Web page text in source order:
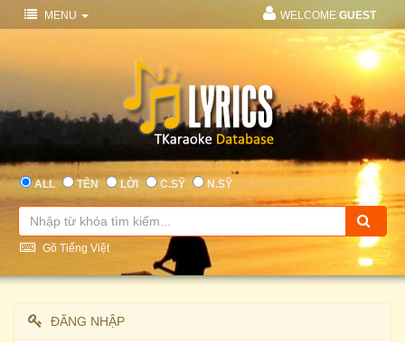
MENU WELCOME GUEST
ALL TÊN LỜI C.SỸ N.SỸ
Gõ Tiếng Việt
ĐĂNG NHẬP